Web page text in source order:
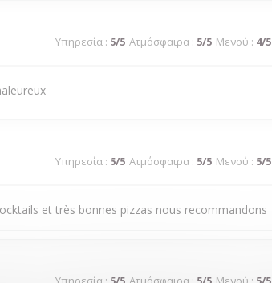
Υπηρεσία : 5/5 Ατμόσφαιρα : 5/5 Μενού : 4/5
Υπηρεσία : 5/5 Ατμόσφαιρα : 5/5 Μενού : 5/5
et très bonnes pizzas nous recommandons